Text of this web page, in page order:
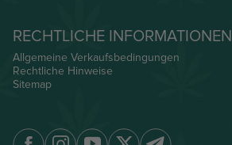
RECHTLICHE INFORMATIONEN
Allgemeine Verkaufsbedingungen
Rechtliche Hinweise
Sitemap